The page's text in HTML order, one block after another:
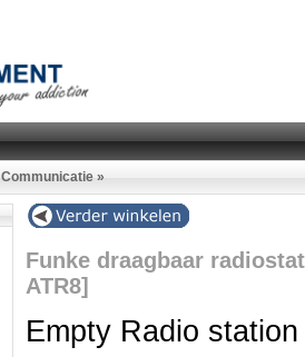
Communicatie »
Funke draagbaar
ATR8]
Empty Radio